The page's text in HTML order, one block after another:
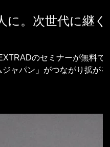
に。次世代に継ぐ
のセミナーが無料で